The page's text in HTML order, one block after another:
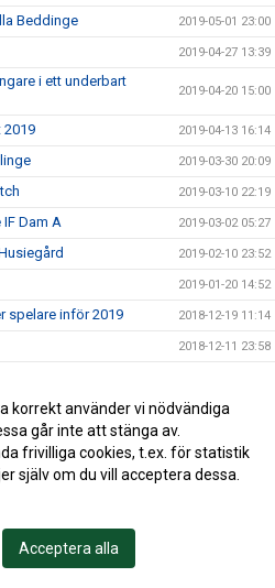
Beddinge 2019-05-01 23:00
2019-04-27 13:39
i ett underbart
2019-04-20 15:00
2019 2019-04-13 16:14
2019-03-30 20:09
2019-03-10 22:19
Dam A 2019-03-02 05:27
2019-02-10 23:52
2019-01-20 14:52
spelare inför 2019 2018-12-19 11:14
2018-12-11 23:58
2018-10-25 07:50
2018-02-21 01:49
korrekt använder vi nödvändiga
går inte att stänga av.
frivilliga cookies, t.ex. för statistik
själv om du vill acceptera dessa.
Acceptera alla